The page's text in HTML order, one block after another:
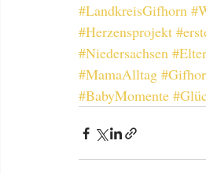
#LandkreisGifhorn
#Herzensprojekt
#Niedersachsen
#MamaAlltag
#BabyMomente